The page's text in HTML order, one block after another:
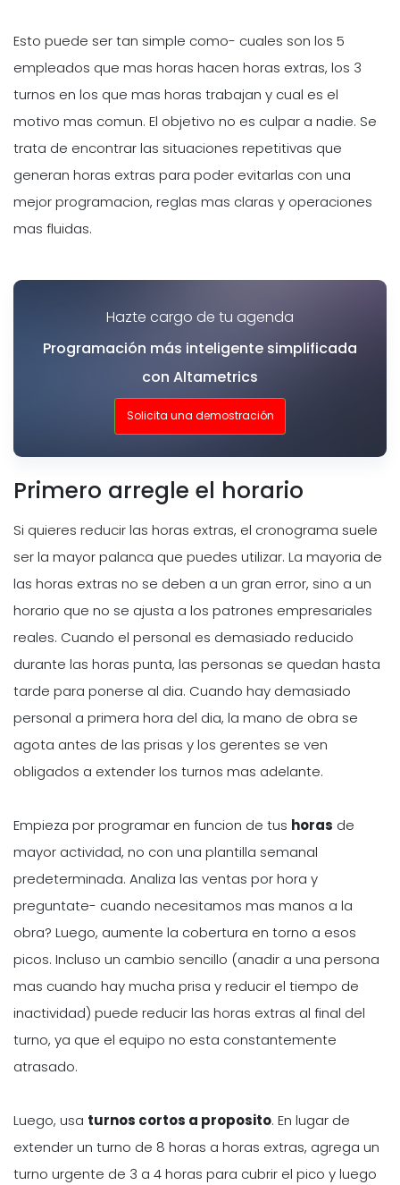
Esto puede ser tan simple como- cuales son los 5
empleados que mas horas hacen horas extras, los 3
turnos en los que mas horas trabajan y cual es el
motivo mas comun. El objetivo no es culpar a nadie. Se
trata de encontrar las situaciones repetitivas que
generan horas extras para poder evitarlas con una
mejor programacion, reglas mas claras y operaciones
mas fluidas.
Hazte cargo de tu agenda
Programación más inteligente simplificada
con Altametrics
Solicita una demostración
Primero arregle el horario
Si quieres reducir las horas extras, el cronograma suele
ser la mayor palanca que puedes utilizar. La mayoria de
las horas extras no se deben a un gran error, sino a un
horario que no se ajusta a los patrones empresariales
reales. Cuando el personal es demasiado reducido
durante las horas punta, las personas se quedan hasta
tarde para ponerse al dia. Cuando hay demasiado
personal a primera hora del dia, la mano de obra se
agota antes de las prisas y los gerentes se ven
obligados a extender los turnos mas adelante.
Empieza por programar en funcion de tus horas de
mayor actividad, no con una plantilla semanal
predeterminada. Analiza las ventas por hora y
preguntate- cuando necesitamos mas manos a la
obra? Luego, aumente la cobertura en torno a esos
picos. Incluso un cambio sencillo (anadir a una persona
mas cuando hay mucha prisa y reducir el tiempo de
inactividad) puede reducir las horas extras al final del
turno, ya que el equipo no esta constantemente
atrasado.
Luego, usa turnos cortos a proposito. En lugar de
extender un turno de 8 horas a horas extras, agrega un
turno urgente de 3 a 4 horas para cubrir el pico y luego